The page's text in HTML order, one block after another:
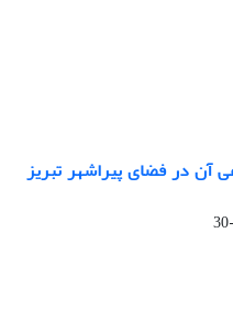
آن در فضای پیراشهر تبریز